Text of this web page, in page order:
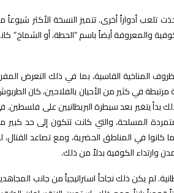
أدواراً أخرى. تتميز النسخة الأكثر شيوعاً
والمعروفة أيضاً باسم “الحطة، أو الشماخ”
المناخية القاسية، بما في ذلك التعرض
في كثير من الأحيان بالفلاحين، كان
بدأ يتغير بعد سيطرة البريطانيين على فلسطين.
المتمردة المسلحة، والتي كانت تتكون إلى حد كبير
في المناطق الحضرية، ومع تصاعد القتال،
وارتداء الكوفية بدلاً من ذلك.
لم يكن ذلك نجاحاً استراتيجياً من جانب